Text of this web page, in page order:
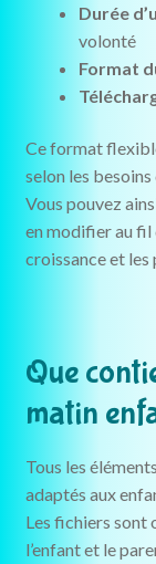
Durée
volonté
Format
Ce format
selon les
Vous pouvez
en modifier au fil
croissance et
Que
matin
Tous les
adaptés aux
Les fichiers sont
l’enfant et le